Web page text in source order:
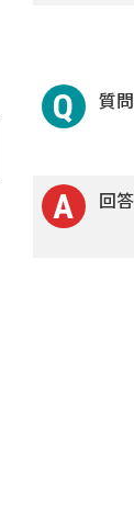
質
回